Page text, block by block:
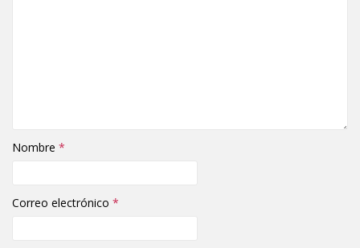
Nombre *
Correo electrónico *